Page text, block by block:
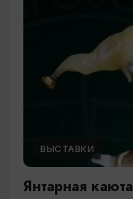
ВЫСТАВКИ
Янтарная